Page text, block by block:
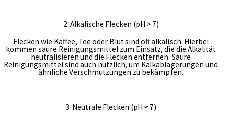
2. Alkalische Flecken (pH > 7)
Flecken wie Kaffee, Tee oder Blut sind oft alkalisch. Hierbei
kommen saure Reinigungsmittel zum Einsatz, die die Alkalität
neutralisieren und die Flecken entfernen. Saure
Reinigungsmittel sind auch nützlich, um Kalkablagerungen und
ähnliche Verschmutzungen zu bekämpfen.
3. Neutrale Flecken (pH ≈ 7)